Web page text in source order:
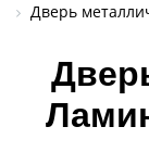
Дверь